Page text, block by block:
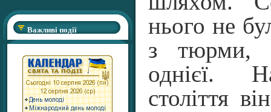
Важливі події
нього не
з тюрми,
однієї.
століття